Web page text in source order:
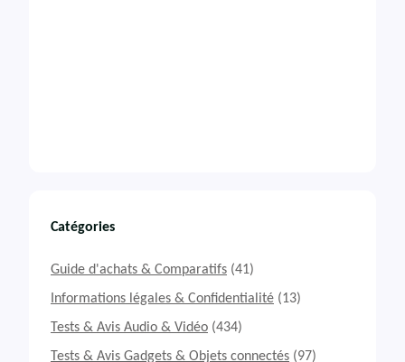
Catégories
Guide d'achats & Comparatifs (41)
Informations légales & Confidentialité (13)
Tests & Avis Audio & Vidéo (434)
Tests & Avis Gadgets & Objets connectés (97)